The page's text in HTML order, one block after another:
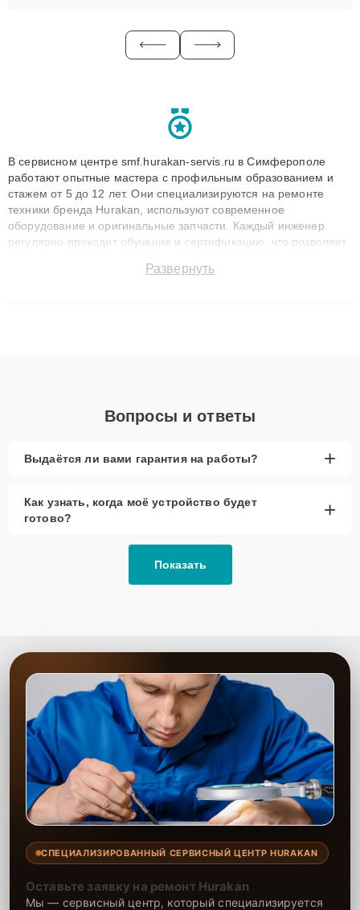
В сервисном центре smf.hurakan-servis.ru в Симферополе
работают опытные мастера с профильным образованием и
стажем от 5 до 12 лет. Они специализируются на ремонте
техники бренда Hurakan, используют современное
оборудование и оригинальные запчасти. Каждый инженер
регулярно проходит обучение и сертификацию, что позволяет
технику с сохранением гарантии до 3 лет. Наши мастера
Развернуть
Вопросы и ответы
Выдаётся ли вами гарантия на работы? +
Как узнать, когда моё устройство будет
готово?
+
Показать
СПЕЦИАЛИЗИРОВАННЫЙ СЕРВИСНЫЙ ЦЕНТР HURAKAN
Оставьте заявку на ремонт Hurakan
Мы — сервисный центр, который специализируется